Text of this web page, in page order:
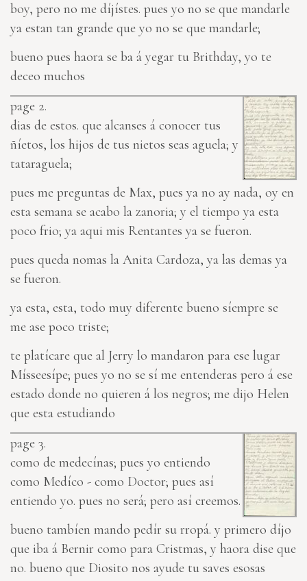
boy, pero no me díjístes. pues yo no se que mandarle
ya estan tan grande que yo no se que mandarle;
bueno pues haora se ba á yegar tu Brithday, yo te
deceo muchos
page 2.
dias de estos. que alcanses á conocer tus
ñíetos, los hijos de tus nietos seas aguela; y
tataraguela;
pues me preguntas de Max, pues ya no ay nada, oy en
esta semana se acabo la zanoria; y el tiempo ya esta
poco frio; ya aqui mis Rentantes ya se fueron.
pues queda nomas la Anita Cardoza, ya las demas ya
se fueron.
ya esta, esta, todo muy diferente bueno síempre se
me ase poco triste;
te platícare que al Jerry lo mandaron para ese lugar
Mísseesípe; pues yo no se sí me entenderas pero á ese
estado donde no quieren á los negros; me dijo Helen
que esta estudiando
page 3.
como de medecínas; pues yo entiendo
como Medíco - como Doctor; pues así
entiendo yo. pues no será; pero así creemos.
bueno tambíen mando pedír su rropá. y primero díjo
que iba á Bernir como para Cristmas, y haora dise que
no. bueno que Diosito nos ayude tu saves esosas